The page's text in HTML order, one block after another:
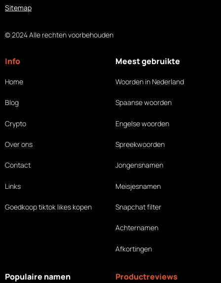
Sitemap
© 2024 Alle rechten voorbehouden
Info
Home
Blog
Crypto
Over ons
Contact
Links
Goedkoop tiktok likes kopen
Meest gebruikte
Woorden in Nederland
Spaanse woorden
Engelse woorden
Spreekwoorden
Jongensnamen
Meisjesnamen
Snapchat filter
Achternamen
Afkortingen
Populaire namen Productreviews